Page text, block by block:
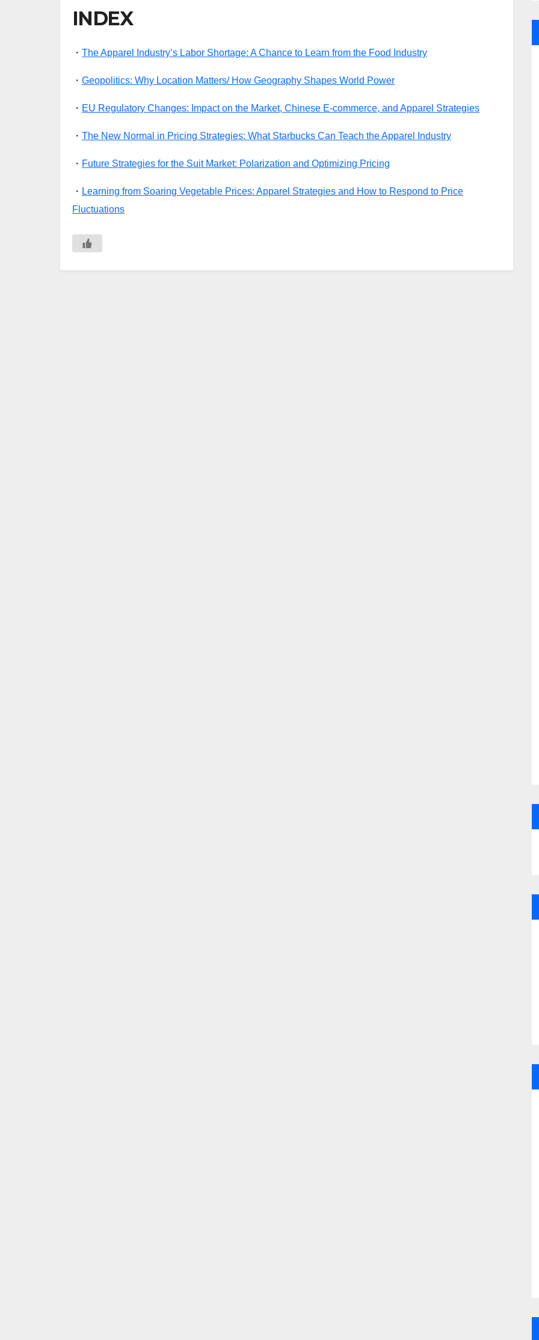
INDEX
・ The Apparel Industry’s Labor Shortage: A Chance to Learn from the Food Industry
・ Geopolitics: Why Location Matters/ How Geography Shapes World Power
・ EU Regulatory Changes: Impact on the Market, Chinese E-commerce, and Apparel Strategies
・ The New Normal in Pricing Strategies: What Starbucks Can Teach the Apparel Industry
・ Future Strategies for the Suit Market: Polarization and Optimizing Pricing
・ Learning from Soaring Vegetable Prices: Apparel Strategies and How to Respond to Price
Fluctuations